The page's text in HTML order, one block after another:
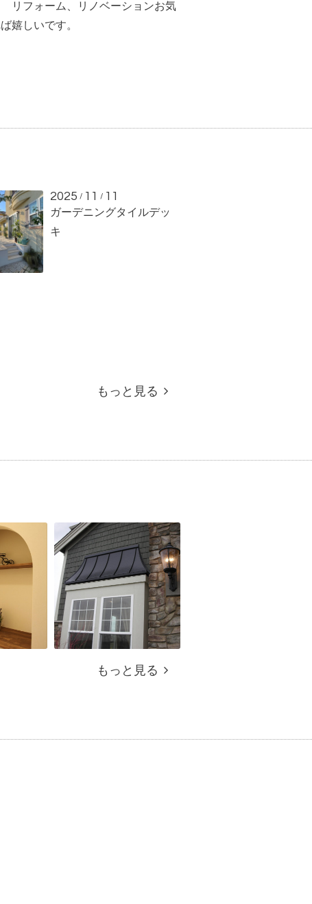
リフォーム、リノベーションお気
嬉しいです。
2025 / 11 / 11
ガーデニングタイルデッ
キ
もっと見る
もっと見る